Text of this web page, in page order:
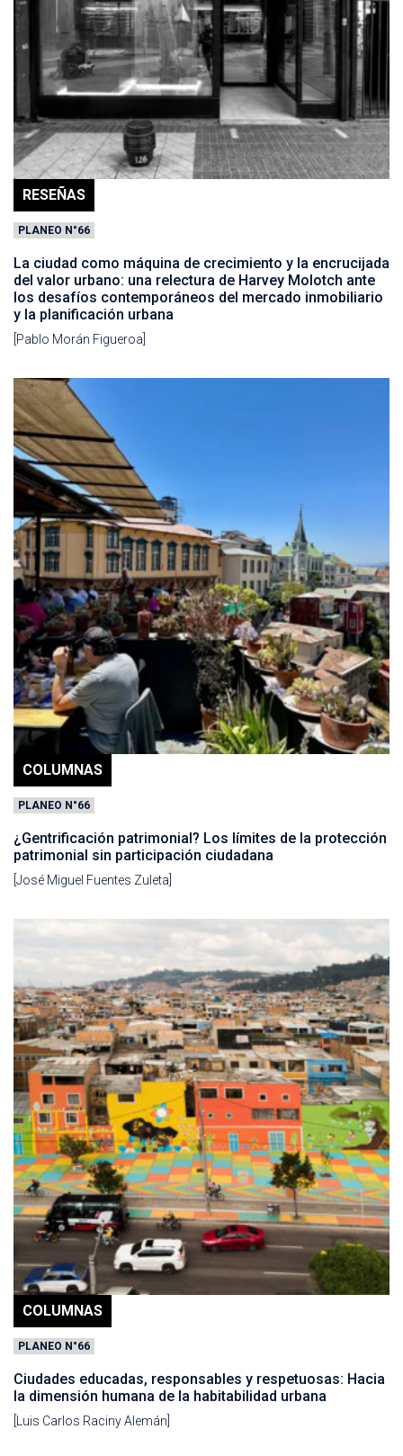
RESEÑAS
PLANEO N°66
La ciudad como máquina de crecimiento y la encrucijada
del valor urbano: una relectura de Harvey Molotch ante
los desafíos contemporáneos del mercado inmobiliario
y la planificación urbana
[Pablo Morán Figueroa]
COLUMNAS
PLANEO N°66
¿Gentrificación patrimonial? Los límites de la protección
patrimonial sin participación ciudadana
[José Miguel Fuentes Zuleta]
COLUMNAS
PLANEO N°66
Ciudades educadas, responsables y respetuosas: Hacia
la dimensión humana de la habitabilidad urbana
[Luis Carlos Raciny Alemán]